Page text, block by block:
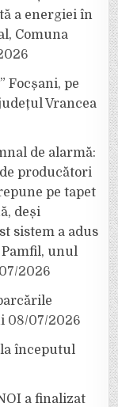
a energiei în
Comuna
Focșani, pe
Vrancea
de alarmă:
producători
pe tapet
deși
sistem a adus
unul
2026
08/07/2026
începutul
a finalizat